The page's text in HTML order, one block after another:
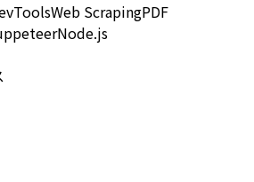
Web ScrapingPDF
Node.js